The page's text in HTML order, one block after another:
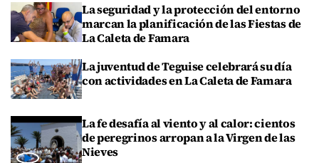
La seguridad y la protección del entorno
marcan la planificación de las Fiestas de
La Caleta de Famara
La juventud de Teguise celebrará su día
con actividades en La Caleta de Famara
La fe desafía al viento y al calor: cientos
de peregrinos arropan a la Virgen de las
Nieves